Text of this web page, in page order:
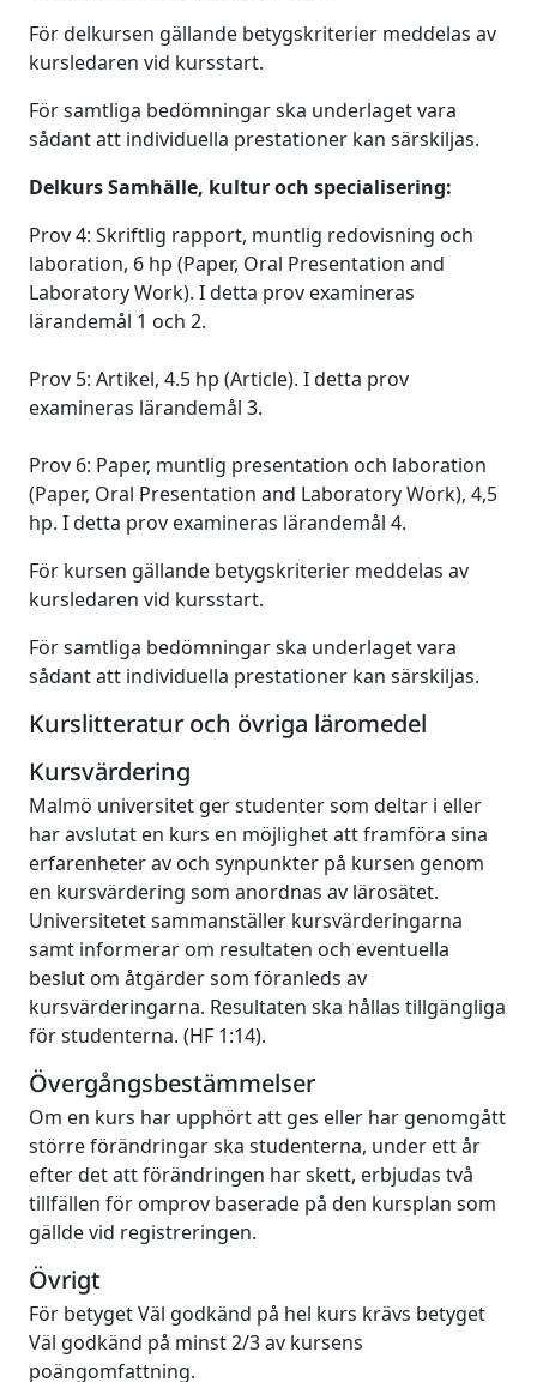
För delkursen gällande betygskriterier meddelas av
kursledaren vid kursstart.
För samtliga bedömningar ska underlaget vara
sådant att individuella prestationer kan särskiljas.
Delkurs Samhälle, kultur och specialisering:
Prov 4: Skriftlig rapport, muntlig redovisning och
laboration, 6 hp (Paper, Oral Presentation and
Laboratory Work). I detta prov examineras
lärandemål 1 och 2.
Prov 5: Artikel, 4.5 hp (Article). I detta prov
examineras lärandemål 3.
Prov 6: Paper, muntlig presentation och laboration
(Paper, Oral Presentation and Laboratory Work), 4,5
hp. I detta prov examineras lärandemål 4.
För kursen gällande betygskriterier meddelas av
kursledaren vid kursstart.
För samtliga bedömningar ska underlaget vara
sådant att individuella prestationer kan särskiljas.
Kurslitteratur och övriga läromedel
Kursvärdering
Malmö universitet ger studenter som deltar i eller
har avslutat en kurs en möjlighet att framföra sina
erfarenheter av och synpunkter på kursen genom
en kursvärdering som anordnas av lärosätet.
Universitetet sammanställer kursvärderingarna
samt informerar om resultaten och eventuella
beslut om åtgärder som föranleds av
kursvärderingarna. Resultaten ska hållas tillgängliga
för studenterna. (HF 1:14).
Övergångsbestämmelser
Om en kurs har upphört att ges eller har genomgått
större förändringar ska studenterna, under ett år
efter det att förändringen har skett, erbjudas två
tillfällen för omprov baserade på den kursplan som
gällde vid registreringen.
Övrigt
För betyget Väl godkänd på hel kurs krävs betyget
Väl godkänd på minst 2/3 av kursens
poängomfattning.